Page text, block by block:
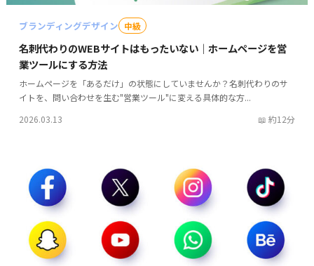
ブランディングデザイン 中級
名刺代わりのWEBサイトはもったいない｜ホームページを営
業ツールにする方法
ホームページを「あるだけ」の状態にしていませんか？名刺代わりのサ
イトを、問い合わせを生む"営業ツール"に変える具体的な方...
2026.03.13
約12分